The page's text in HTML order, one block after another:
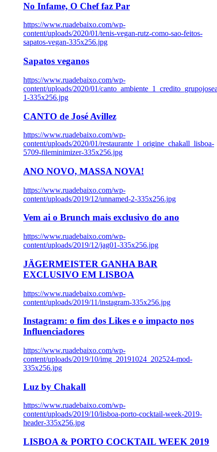
No Infame, O Chef faz Par
https://www.ruadebaixo.com/wp-
content/uploads/2020/01/tenis-vegan-rutz-como-sao-feitos-
sapatos-vegan-335x256.jpg
Sapatos veganos
https://www.ruadebaixo.com/wp-
content/uploads/2020/01/
1-335x256.jpg
CANTO de José Avillez
https://www.ruadebaixo.com/wp-
content/uploads/2020/01/restaurante_l_origine_chakall_lisboa-
5709-fileminimizer-335x256.jpg
ANO NOVO, MASSA NOVA!
https://www.ruadebaixo.com/wp-
content/uploads/2019/12/unnamed-2-335x256.jpg
Vem ai o Brunch mais exclusivo do ano
https://www.ruadebaixo.com/wp-
content/uploads/2019/12/jag01-335x256.jpg
JÄGERMEISTER GANHA BAR
EXCLUSIVO EM LISBOA
https://www.ruadebaixo.com/wp-
content/uploads/2019/11/instagram-335x256.jpg
Instagram: o fim dos Likes e o impacto nos
Influenciadores
https://www.ruadebaixo.com/wp-
content/uploads/2019/10/img_20191024_202524-mod-
335x256.jpg
Luz by Chakall
https://www.ruadebaixo.com/wp-
content/uploads/2019/10/lisboa-porto-cocktail-week-2019-
header-335x256.jpg
LISBOA & PORTO COCKTAIL WEEK 2019